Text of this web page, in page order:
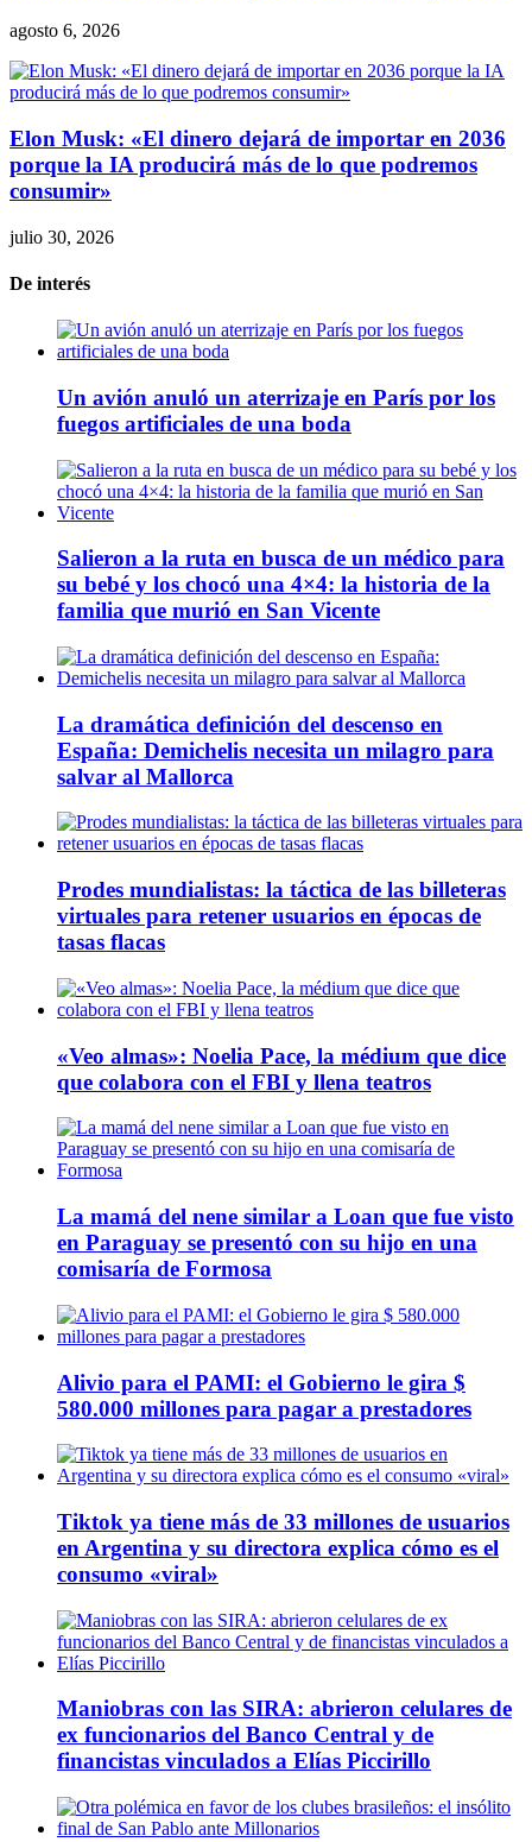
agosto 6, 2026
Elon Musk: «El dinero dejará de importar en 2036
porque la IA producirá más de lo que podremos
consumir»
julio 30, 2026
De interés
Un avión anuló un aterrizaje en París por los
fuegos artificiales de una boda
Salieron a la ruta en busca de un médico para
su bebé y los chocó una 4×4: la historia de la
familia que murió en San Vicente
La dramática definición del descenso en
España: Demichelis necesita un milagro para
salvar al Mallorca
Prodes mundialistas: la táctica de las billeteras
virtuales para retener usuarios en épocas de
tasas flacas
«Veo almas»: Noelia Pace, la médium que dice
que colabora con el FBI y llena teatros
La mamá del nene similar a Loan que fue visto
en Paraguay se presentó con su hijo en una
comisaría de Formosa
Alivio para el PAMI: el Gobierno le gira $
580.000 millones para pagar a prestadores
Tiktok ya tiene más de 33 millones de usuarios
en Argentina y su directora explica cómo es el
consumo «viral»
Maniobras con las SIRA: abrieron celulares de
ex funcionarios del Banco Central y de
financistas vinculados a Elías Piccirillo